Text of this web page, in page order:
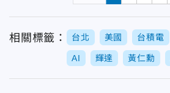
相關標籤： 台北 美國 台積電
AI 輝達 黃仁勳